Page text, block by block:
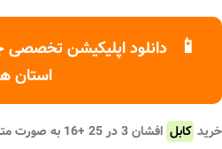
📱
دانلود اپلیکیشن
استان
خرید کابل افشان 3 در 25 +16 به صورت متری.